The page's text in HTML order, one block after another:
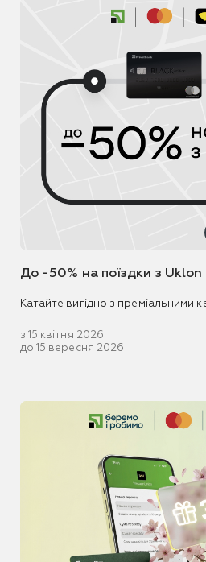
До -50% на поїздки з Uklon
Катайте вигідно з преміальними
з 15 квітня 2026
до 15 вересня 2026